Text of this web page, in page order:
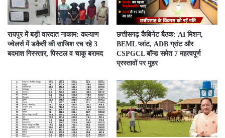
रायपुर में बड़ी वारदात नाकाम: कल्याण
ज्वेलर्स में डकैती की साजिश रच रहे 3
बदमाश गिरफ्तार, पिस्टल व चाकू बरामद
छत्तीसगढ़ कैबिनेट बैठक: AI मिशन,
BEML प्लांट, ADB ग्रांट और
CSPGCL बॉन्ड समेत 7 महत्वपूर्ण
प्रस्तावों पर मुहर